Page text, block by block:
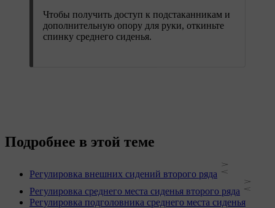
Чтобы получить доступ к подстаканникам и
дополнительную опору для руки, откиньте
спинку среднего сиденья.
Подробнее в этой теме
Регулировка внешних сидений второго ряда
Регулировка среднего места сиденья второго ряда
Регулировка подголовника среднего места сиденья